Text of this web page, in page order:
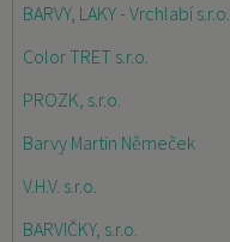
BARVY, LAKY - Vrchlabí s.r.o.
Color TRET s.r.o.
PROZK, s.r.o.
Barvy Martin Němeček
V.H.V. s.r.o.
BARVIČKY, s.r.o.